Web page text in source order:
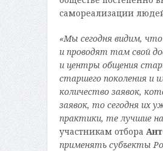
самореализации
«Мы сегодня видим,
и проводят там свой
и центры общения
старшего поколения и
количество заявок,
заявок, то сегодня их
практики, те лучшие
участникам отбора
применять субъекты